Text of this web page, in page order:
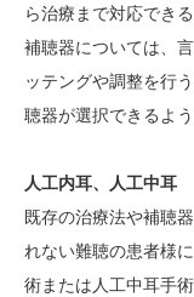
ら治療まで対応でき
補聴器については、
ッテングや調整を行
聴器が選択できるよ
人工内耳、人工中耳
既存の治療法や補聴
れない難聴の患者様
術または人工中耳手